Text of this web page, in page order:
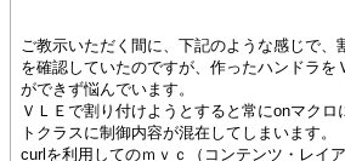
ご教示いただく間に、下記のような感じで、
を確認していたのですが、作ったハンドラを
ができず悩んでいます。
ＶＬＥで割り付けようとすると常にonマクロ
トクラスに制御内容が混在してしまいます。
curlを利用してのｍｖｃ（コンテンツ・レイ